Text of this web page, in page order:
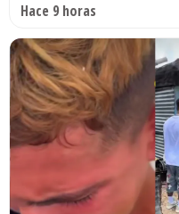
Hace 9 horas